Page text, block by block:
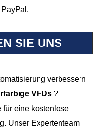
SIE UNS
verbessern
VFDs ?
für eine kostenlose
Unser Expertenteam